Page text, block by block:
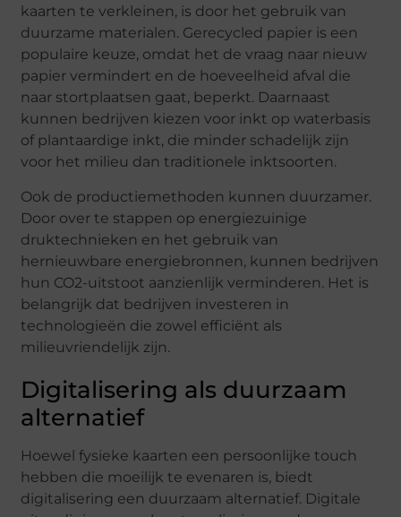
kaarten te verkleinen, is door het gebruik van
duurzame materialen. Gerecycled papier is een
populaire keuze, omdat het de vraag naar nieuw
papier vermindert en de hoeveelheid afval die
naar stortplaatsen gaat, beperkt. Daarnaast
kunnen bedrijven kiezen voor inkt op waterbasis
of plantaardige inkt, die minder schadelijk zijn
voor het milieu dan traditionele inktsoorten.
Ook de productiemethoden kunnen duurzamer.
Door over te stappen op energiezuinige
druktechnieken en het gebruik van
hernieuwbare energiebronnen, kunnen bedrijven
hun CO2-uitstoot aanzienlijk verminderen. Het is
belangrijk dat bedrijven investeren in
technologieën die zowel efficiënt als
milieuvriendelijk zijn.
Digitalisering als duurzaam
alternatief
Hoewel fysieke kaarten een persoonlijke touch
hebben die moeilijk te evenaren is, biedt
digitalisering een duurzaam alternatief. Digitale